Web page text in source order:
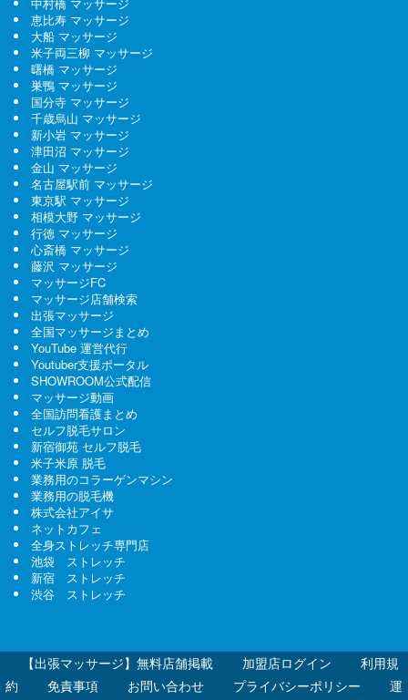
恵比寿 マッサージ
大船 マッサージ
米子両三柳 マッサージ
曙橋 マッサージ
巣鴨 マッサージ
国分寺 マッサージ
千歳烏山 マッサージ
新小岩 マッサージ
津田沼 マッサージ
金山 マッサージ
名古屋駅前 マッサージ
東京駅 マッサージ
相模大野 マッサージ
行徳 マッサージ
心斎橋 マッサージ
藤沢 マッサージ
マッサージFC
マッサージ店舗検索
出張マッサージ
全国マッサージまとめ
YouTube 運営代行
Youtuber支援ポータル
SHOWROOM公式配信
マッサージ動画
全国訪問看護まとめ
セルフ脱毛サロン
新宿御苑 セルフ脱毛
米子米原 脱毛
業務用のコラーゲンマシン
業務用の脱毛機
株式会社アイサ
ネットカフェ
全身ストレッチ専門店
池袋 ストレッチ
新宿 ストレッチ
渋谷 ストレッチ
【出張マッサージ】無料店舗掲載 加盟店ログイン
利用規
約
免責事項 お問い合わせ プライバシーポリシー
運